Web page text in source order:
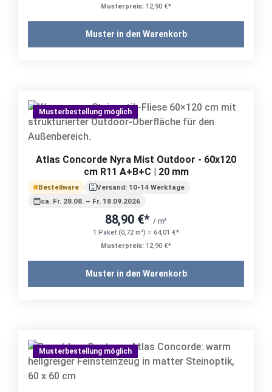
Musterpreis: 12,90 €*
Muster in den Warenkorb
Musterbestellung möglich
Atlas Concorde Nyra Mist Outdoor - 60x120
cm R11 A+B+C | 20 mm
Bestellware
Versand: 10-14 Werktage
ca. Fr. 28.08. – Fr. 18.09.2026
88,90 €* / m²
1 Paket (0,72 m²) = 64,01 €*
Musterpreis: 12,90 €*
Muster in den Warenkorb
Musterbestellung möglich